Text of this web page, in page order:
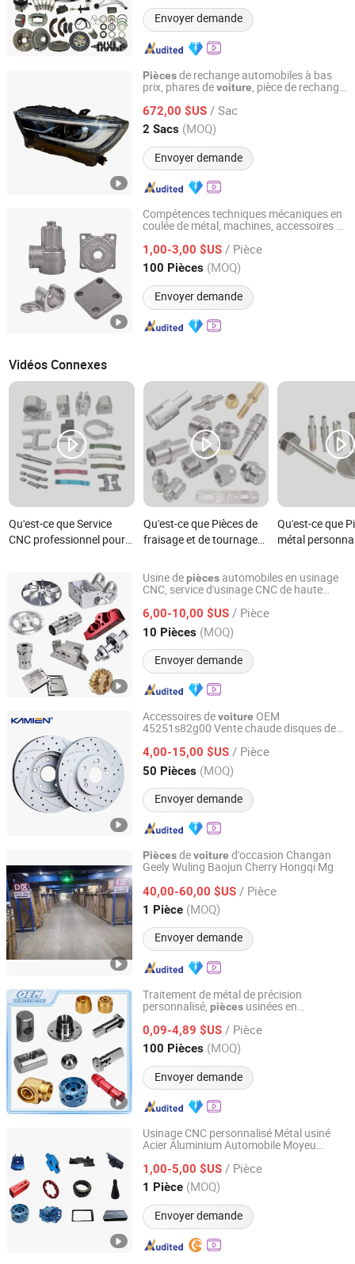
Envoyer demande
Piècesde rechange automobiles à bas
prix, phares devoiture , pièce de rechange
6gw2b 26060-6gw2b
672,00 $US / Sac
2 Sacs (MOQ)
Envoyer demande
Xianghe Longqi Trading Co., Ltd.
Hebei, China Depuis 2026
Compétences techniques mécaniques en
coulée de métal, machines, accessoires de
pompe en acier, vanne, moteur,
approvisionnement en titane,
mécanique
1,00-3,00 $US / Pièce
100 Pièces (MOQ)
Envoyer demande
QINGDAO DINGHENG STEEL CO., LTD.
Shandong, China Depuis 2026
Vidéos Connexes
Qu'est-ce que Service
CNC professionnel pour
d'aluminium pour
voitures et motos
modifiées
Qu'est-ce que Pièces de
fraisage et de tournage
mesure pour bicyclettes,
motos, automobiles et
Qu'est-ce que
métal
aluminium,
cuivre/ usinage
Usine depièces automobiles en usinage
CNC, service d'usinage CNC de haute
6,00-10,00 $US / Pièce
10 Pièces (MOQ)
Envoyer demande
Kunshan Xinliande Hardware Decoration Trade Co., Ltd.
Jiangsu, China Depuis 2025
Accessoires devoiture OEM
45251s82g00 Vente chaude disques de
4,00-15,00 $US / Pièce
50 Pièces (MOQ)
Envoyer demande
Suzhou Kamien Auto Parts Co., Ltd.
Jiangsu, China Depuis 2022
Piècesdevoiture d'occasion Changan
Geely Wuling Baojun Cherry Hongqi Mg
40,00-60,00 $US / Pièce
1 Pièce (MOQ)
Envoyer demande
Nanjing Suleiteng Automotive Parts Trading Co., Ltd.
Jiangsu, China Depuis 2025
Traitement de métal de précision
personnalisé, pièces usinées en
machines de tournage CNC
de machines de camion, remorque, grue
et automobile
0,09-4,89 $US / Pièce
100 Pièces (MOQ)
Envoyer demande
Weifang Shengao Machinery Co., Ltd.
Shandong, China Depuis 2018
Usinage CNC personnalisé Métal usiné
Acier Aluminium Automobile Moyeu
Support de montageVoiture
Pièces mécaniques de direction
1,00-5,00 $US / Pièce
1 Pièce (MOQ)
Envoyer demande
Shenzhen Jiahao Xinda Technology Co., Ltd.
Guangdong, China Depuis 2017